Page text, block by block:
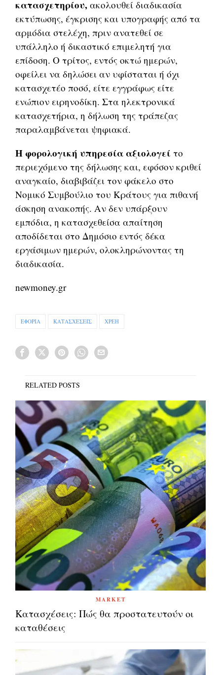
κατασχετηρίου, ακολουθεί διαδικασία
εκτύπωσης, έγκρισης και υπογραφής από τα
αρμόδια στελέχη, πριν ανατεθεί σε
υπάλληλο ή δικαστικό επιμελητή για
επίδοση. Ο τρίτος, εντός οκτώ ημερών,
οφείλει να δηλώσει αν υφίσταται ή όχι
κατασχετέο ποσό, είτε εγγράφως είτε
ενώπιον ειρηνοδίκη. Στα ηλεκτρονικά
κατασχετήρια, η δήλωση της τράπεζας
παραλαμβάνεται ψηφιακά.
Η φορολογική υπηρεσία αξιολογεί το
περιεχόμενο της δήλωσης και, εφόσον κριθεί
αναγκαίο, διαβιβάζει τον φάκελο στο
Νομικό Συμβούλιο του Κράτους για πιθανή
άσκηση ανακοπής. Αν δεν υπάρξουν
εμπόδια, η κατασχεθείσα απαίτηση
αποδίδεται στο Δημόσιο εντός δέκα
εργάσιμων ημερών, ολοκληρώνοντας τη
διαδικασία.
newmoney.gr
ΕΦΟΡΙΑ ΚΑΤΑΣΧΕΣΕΙΣ ΧΡΕΗ
RELATED POSTS
MARKET
Κατασχέσεις: Πώς θα προστατευτούν οι
καταθέσεις